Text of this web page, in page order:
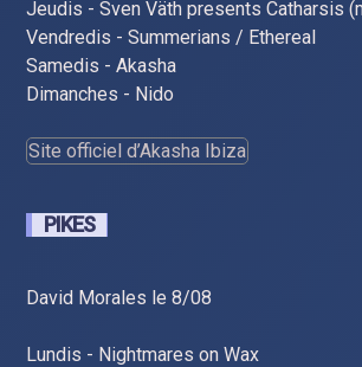
Jeudis - Sven Väth presents Catharsis
Vendredis - Summerians / Ethereal
Samedis - Akasha
Dimanches - Nido
Site officiel d’Akasha Ibiza
PIKES
David Morales le 8/08
Lundis - Nightmares on Wax